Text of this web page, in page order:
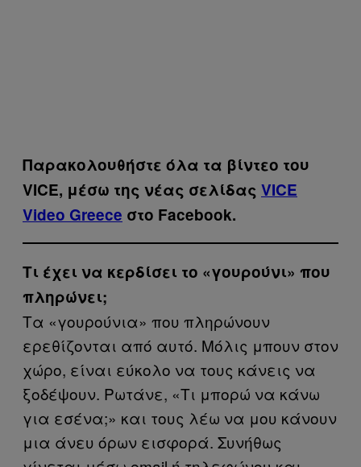
Παρακολουθήστε όλα τα βίντεo του
VICE, μέσω της νέας σελίδας VICE
Video Greece στο Facebook.
Τι έχει να κερδίσει το «γουρούνι» που
πληρώνει;
Τα «γουρούνια» που πληρώνουν
ερεθίζονται από αυτό. Μόλις μπουν στον
χώρο, είναι εύκολο να τους κάνεις να
ξοδέψουν. Ρωτάνε, «Τι μπορώ να κάνω
για εσένα;» και τους λέω να μου κάνουν
μια άνευ όρων εισφορά. Συνήθως